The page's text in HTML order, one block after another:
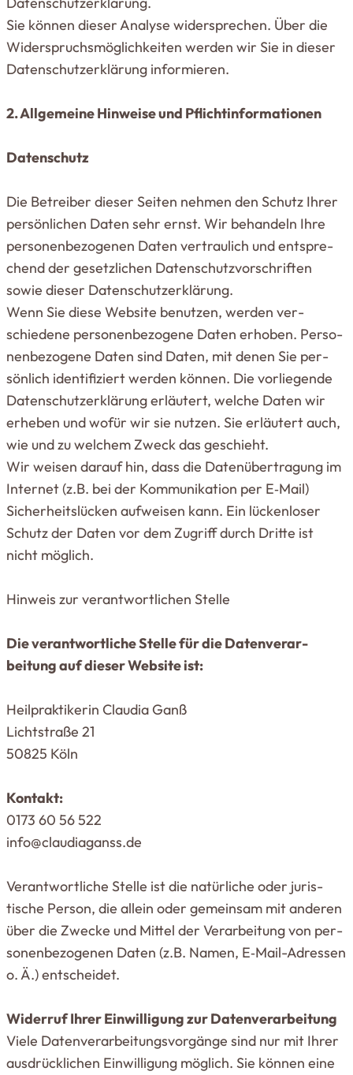
Sie können dieser Analyse wider­sprechen. Über die
Wider­spruchs­mög­lich­keiten werden wir Sie in dieser
Daten­schutz­er­klärung infor­mieren.
2. All­ge­meine Hin­weise und Pflicht­in­for­ma­tionen
Daten­schutz
Die Betreiber dieser Seiten nehmen den Schutz Ihrer
per­sön­lichen Daten sehr ernst. Wir behandeln Ihre
per­so­nen­be­zo­genen Daten ver­traulich und ent­spre­
chend der gesetz­lichen Daten­schutz­vor­schriften
sowie dieser Daten­schutz­er­klärung.
Wenn Sie diese Website benutzen, werden ver­
schiedene per­so­nen­be­zogene Daten erhoben. Per­so­
nen­be­zogene Daten sind Daten, mit denen Sie per­
sönlich iden­ti­fi­ziert werden können. Die vor­lie­gende
Daten­schutz­er­klärung erläutert, welche Daten wir
erheben und wofür wir sie nutzen. Sie erläutert auch,
wie und zu welchem Zweck das geschieht.
Wir weisen darauf hin, dass die Daten­über­tragung im
Internet (z.B. bei der Kom­mu­ni­kation per E‑Mail)
Sicher­heits­lücken auf­weisen kann. Ein lücken­loser
Schutz der Daten vor dem Zugriff durch Dritte ist
nicht möglich.
Hinweis zur ver­ant­wort­lichen Stelle
Die ver­ant­wort­liche Stelle für die Daten­ver­ar­
beitung auf dieser Website ist:
Heilpraktikerin Claudia Ganß
Licht­straße 21
50825 Köln
Kontakt:
0173 60 56 522
info@​claudiaganss.​de
Ver­ant­wort­liche Stelle ist die natür­liche oder juris­
tische Person, die allein oder gemeinsam mit anderen
über die Zwecke und Mittel der Ver­ar­beitung von per­
so­nen­be­zo­genen Daten (z.B. Namen, E‑Mail-Adressen
o. Ä.) ent­scheidet.
Widerruf Ihrer Ein­wil­ligung zur Daten­ver­ar­beitung
Viele Daten­ver­ar­bei­tungs­vor­gänge sind nur mit Ihrer
aus­drück­lichen Ein­wil­ligung möglich. Sie können eine